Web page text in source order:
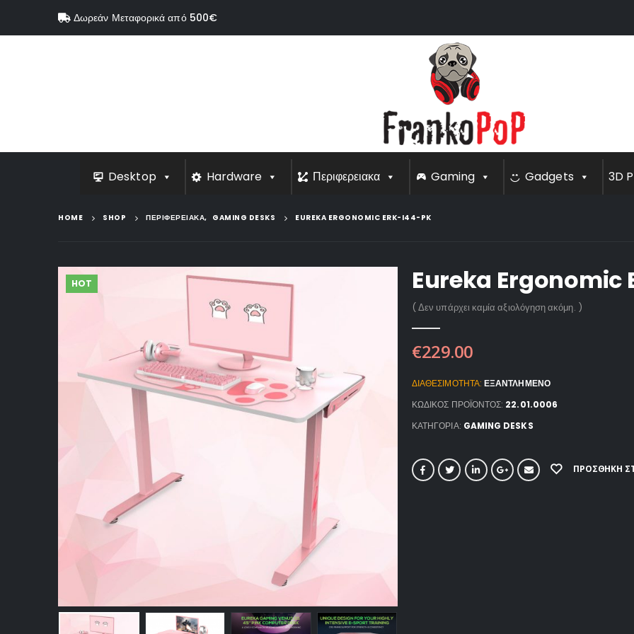
Δωρεάν Μεταφορικά από 500€
Desktop Hardware Περιφερειακα Gaming Gadgets 3D
HOME SHOP ΠΕΡΙΦΕΡΕΙΑΚΑ, GAMING DESKS EUREKA ERGONOMIC ERK-I44-PK
HOT Eureka Ergonomic
( Δεν υπάρχει καμία αξιολόγηση ακόμη. )
€229.00
ΔΙΑΘΕΣΙΜΌΤΗΤΑ:ΕΞΑΝΤΛΗΜΈΝΟ
ΚΩΔΙΚΌΣ ΠΡΟΪΌΝΤΟΣ: 22.01.0006
ΚΑΤΗΓΟΡΊΑ: GAMING DESKS
ΠΡΟΣΘΉΚΗ